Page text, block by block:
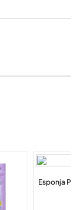
Esponja